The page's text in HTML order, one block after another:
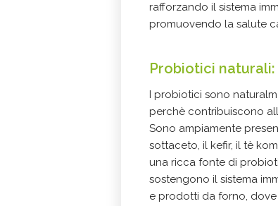
rafforzando il sistema
promuovendo la salute
Probiotici
I probiotici sono
perchè contribuiscono
Sono ampiamente
sottaceto, il kefir, il tè
una ricca fonte di
sostengono il sistema
e prodotti da forno,